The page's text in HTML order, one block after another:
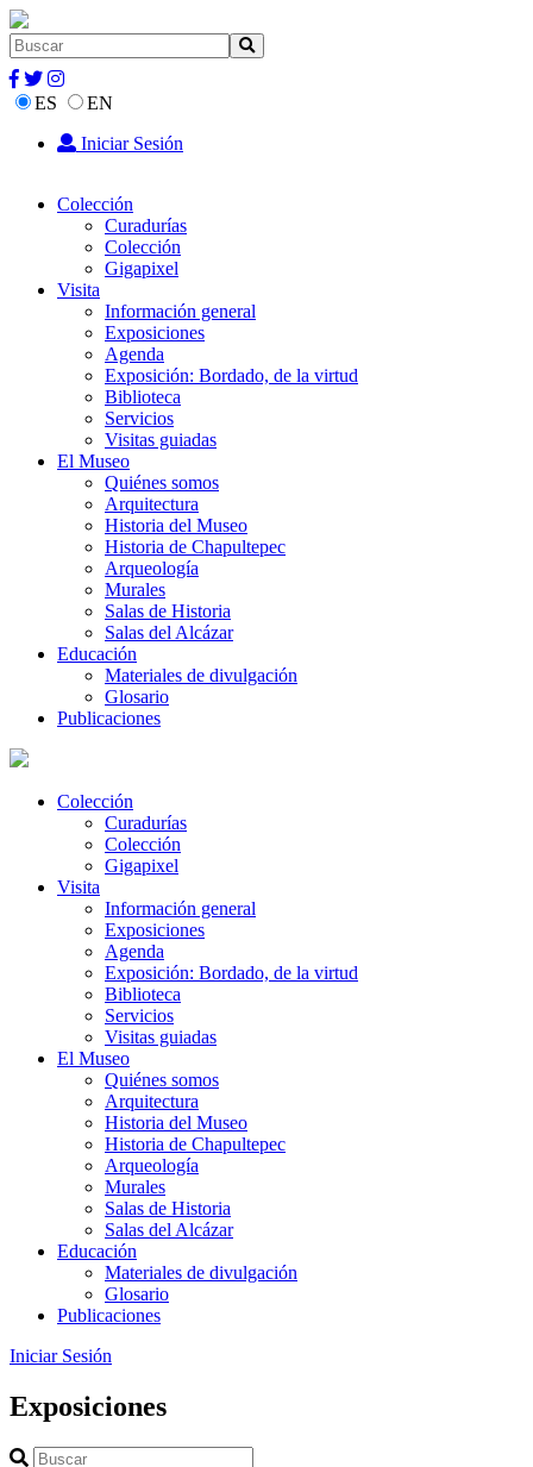
ES
EN
Iniciar Sesión
Colección
Curadurías
Colección
Gigapixel
Visita
Información general
Exposiciones
Agenda
Exposición: Bordado, de la virtud
Biblioteca
Servicios
Visitas guiadas
El Museo
Quiénes somos
Arquitectura
Historia del Museo
Historia de Chapultepec
Arqueología
Murales
Salas de Historia
Salas del Alcázar
Educación
Materiales de divulgación
Glosario
Publicaciones
Colección
Curadurías
Colección
Gigapixel
Visita
Información general
Exposiciones
Agenda
Exposición: Bordado, de la virtud
Biblioteca
Servicios
Visitas guiadas
El Museo
Quiénes somos
Arquitectura
Historia del Museo
Historia de Chapultepec
Arqueología
Murales
Salas de Historia
Salas del Alcázar
Educación
Materiales de divulgación
Glosario
Publicaciones
Iniciar Sesión
Exposiciones